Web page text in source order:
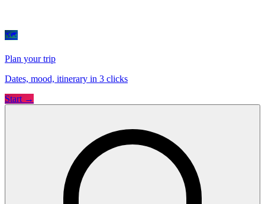
🗺
Plan your trip
Dates, mood, itinerary in 3 clicks
Start →